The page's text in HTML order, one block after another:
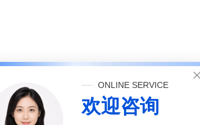
ONLINE SERVICE
欢迎咨询